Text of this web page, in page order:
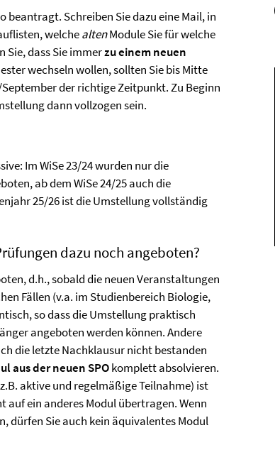
Schreiben Sie dazu eine Mail, in
welchealtenModule Sie für welche
dass Sie immerzu einem neuen
wechseln wollen, sollten Sie bis Mitte
der richtige Zeitpunkt. Zu Beginn
dann vollzogen sein.
Im WiSe 23/24 wurden nur die
ab dem WiSe 24/25 auch die
25/26 ist die Umstellung vollständig
dazu noch angeboten?
d.h., sobald die neuen Veranstaltungen
Fällen (v.a. im Studienbereich Biologie,
so dass die Umstellung praktisch
angeboten werden können. Andere
die letzte Nachklausur nicht bestanden
aus der neuen SPOkomplett absolvieren.
aktive und regelmäßige Teilnahme) ist
ein anderes Modul übertragen. Wenn
dürfen Sie auch kein äquivalentes Modul